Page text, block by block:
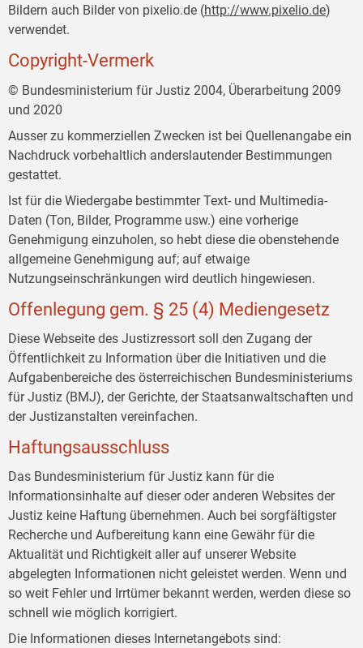
Bildern auch Bilder von pixelio.de (http://www.pixelio.de)
verwendet.
Copyright-Vermerk
© Bundesministerium für Justiz 2004, Überarbeitung 2009
und 2020
Ausser zu kommerziellen Zwecken ist bei Quellenangabe ein
Nachdruck vorbehaltlich anderslautender Bestimmungen
gestattet.
Ist für die Wiedergabe bestimmter Text- und Multimedia-
Daten (Ton, Bilder, Programme usw.) eine vorherige
Genehmigung einzuholen, so hebt diese die obenstehende
allgemeine Genehmigung auf; auf etwaige
Nutzungseinschränkungen wird deutlich hingewiesen.
Offenlegung gem. § 25 (4) Mediengesetz
Diese Webseite des Justizressort soll den Zugang der
Öffentlichkeit zu Information über die Initiativen und die
Aufgabenbereiche des österreichischen Bundesministeriums
für Justiz (BMJ), der Gerichte, der Staatsanwaltschaften und
der Justizanstalten vereinfachen.
Haftungsausschluss
Das Bundesministerium für Justiz kann für die
Informationsinhalte auf dieser oder anderen Websites der
Justiz keine Haftung übernehmen. Auch bei sorgfältigster
Recherche und Aufbereitung kann eine Gewähr für die
Aktualität und Richtigkeit aller auf unserer Website
abgelegten Informationen nicht geleistet werden. Wenn und
so weit Fehler und Irrtümer bekannt werden, werden diese so
schnell wie möglich korrigiert.
Die Informationen dieses Internetangebots sind: